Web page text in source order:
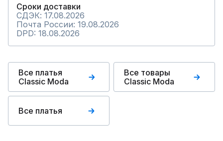
Сроки доставки
СДЭК: 17.08.2026
Почта России: 19.08.2026
DPD: 18.08.2026
Все платья
Classic Moda
Все товары
Classic Moda
Все платья